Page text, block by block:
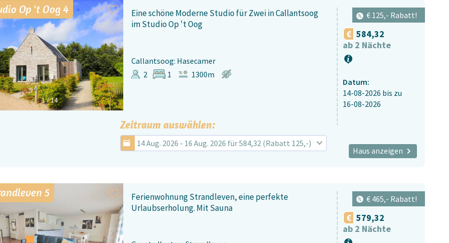
1/14
Op 't Oog 4
Eine schöne Moderne Studio für Zwei in Callantsoog
im Studio Op 't Oog
Callantsoog: Hasecamer
2
1 1300m
Zeitraum auswählen:
14 Aug. 2026 - 16 Aug. 2026 für 584,32 (Rabatt 125,-)
€ 125,- Rabatt!
584,32
ab 2 Nächte
Datum:
14-08-2026 bis zu
16-08-2026
Haus anzeigen
5
Ferienwohnung Strandleven, eine perfekte
Urlaubserholung. Mit Sauna
€ 465,- Rabatt!
579,32
ab 2 Nächte